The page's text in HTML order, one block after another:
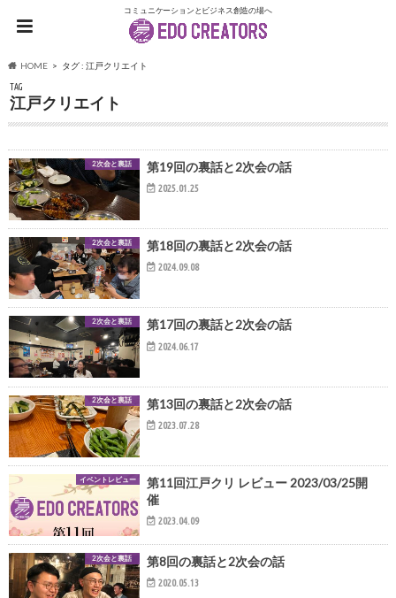
コミュニケーションとビジネス創造の場へ
HOME タグ : 江戸クリエイト
TAG
江戸クリエイト
2次会と裏話 第19回の裏話と2次会の話
2025.01.25
2次会と裏話 第18回の裏話と2次会の話
2024.09.08
2次会と裏話 第17回の裏話と2次会の話
2024.06.17
2次会と裏話 第13回の裏話と2次会の話
2023.07.28
イベントレビュー
第11回江戸クリ レビュー 2023/03/25開
催
2023.04.09
2次会と裏話 第8回の裏話と2次会の話
2020.05.13